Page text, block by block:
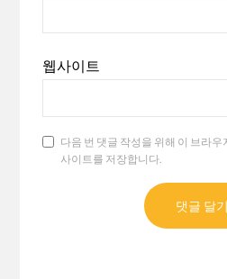
웹사이트
다음 번 댓글 작성을 위해 이 브라
사이트를 저장합니다.